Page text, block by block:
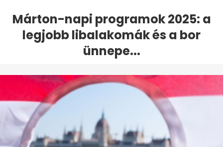
Márton-napi programok 2025: a
legjobb libalakomák és a bor
ünnepe...